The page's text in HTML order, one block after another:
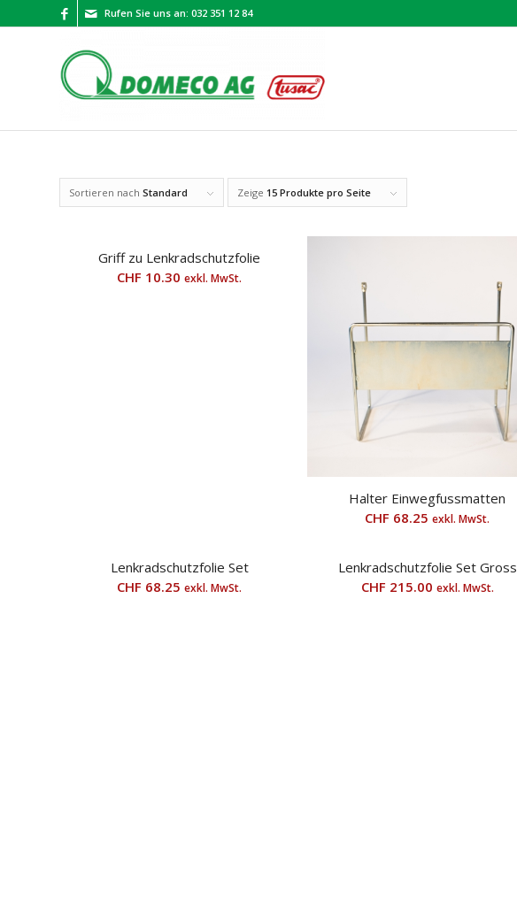
Rufen Sie uns an: 032 351 12 84
Sortieren nach Standard Zeige 15 Produkte pro Seite
Griff zu Lenkradschutzfolie
CHF 10.30 exkl. MwSt.
Halter Einwegfussmatten
CHF 68.25 exkl. MwSt.
Lenkradschutzfolie Set
CHF 68.25 exkl. MwSt.
Lenkradschutzfolie Set Gross
CHF 215.00 exkl. MwSt.